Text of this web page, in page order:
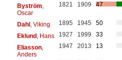
Byström
Oscar
1821 1909 47
Dahl, Viking 1895 1945
50
Eklund, Hans 1927 1999
33
Eliasson,
Anders
1947 2013 13